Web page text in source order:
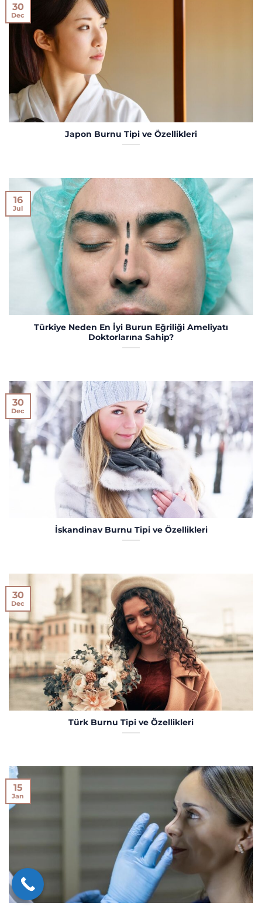
Japon Burnu Tipi ve Özellikleri
30
Dec
Türkiye Neden En İyi Burun Eğriliği Ameliyatı
Doktorlarına Sahip?
16
Jul
İskandinav Burnu Tipi ve Özellikleri
30
Dec
Türk Burnu Tipi ve Özellikleri
30
Dec
15
Jan